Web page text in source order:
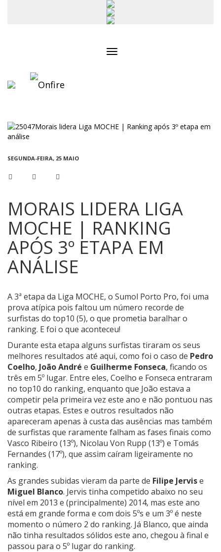
SEGUNDA-FEIRA, 25 MAIO
MORAIS LIDERA LIGA
MOCHE | RANKING
APÓS 3º ETAPA EM
ANÁLISE
A 3ª etapa da Liga MOCHE, o Sumol Porto Pro, foi uma
prova atípica pois faltou um número recorde de
surfistas do top10 (5), o que prometia baralhar o
ranking. E foi o que aconteceu!
Durante esta etapa alguns surfistas tiraram os seus
melhores resultados até aqui, como foi o caso de Pedro
Coelho, João André e Guilherme Fonseca, ficando os
três em 5º lugar. Entre eles, Coelho e Fonseca entraram
no top10 do ranking, enquanto que João estava a
competir pela primeira vez este ano e não pontuou nas
outras etapas. Estes e outros resultados não
apareceram apenas à custa das ausências mas também
de surfistas que raramente falham as fases finais como
Vasco Ribeiro (13º), Nicolau Von Rupp (13º) e Tomás
Fernandes (17º), que assim caíram ligeiramente no
ranking.
As grandes subidas vieram da parte de Filipe Jervise
Miguel Blanco. Jervis tinha competido abaixo no seu
nível em 2013 e (principalmente) 2014, mas este ano
está em grande forma e com dois 5ºs e um 3º é neste
momento o número 2 do ranking. Já Blanco, que ainda
não tinha resultados sólidos este ano, chegou à final e
passou para o 5º lugar do ranking.